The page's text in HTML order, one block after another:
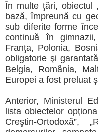
În multe ţări, obiectul
bază, împreună cu
sub diferite forme
continuă în
Franţa, Polonia,
obligatorie şi
Belgia, România,
Europei a fost preluat
Anterior, Ministerul
lista obiectelor
Creştin-